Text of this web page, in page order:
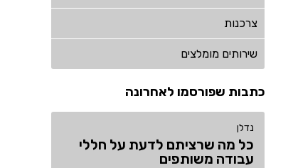
צרכנות
שירותים מומלצים
כתבות שפורסמו לאחרונה
נדלן
כל מה שרציתם לדעת על חללי
עבודה משותפים